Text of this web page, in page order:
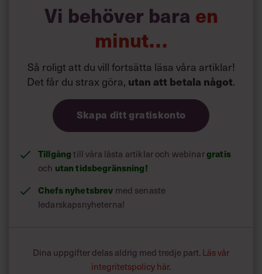
Vi behöver bara en
minut…
Så roligt att du vill fortsätta läsa våra artiklar!
Det får du strax göra, utan att betala något.
Skapa ditt gratiskonto
Tillgångtill våra låsta artiklar och webinargratis
och utan tidsbegränsning!
Chefs nyhetsbrev med senaste
ledarskapsnyheterna!
Dina uppgifter delas aldrig med tredje part. Läs vår
integritetspolicy här.